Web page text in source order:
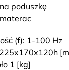
poduszkę
(f): 1-100 Hz
1 [kg]